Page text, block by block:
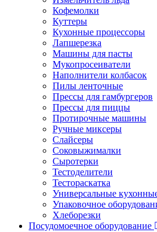
Кофемолки
Куттеры
Кухонные процессоры
Лапшерезка
Машины для пасты
Мукопросеиватели
Наполнители колбасок
Пилы ленточные
Прессы для гамбургеров
Прессы для пиццы
Протирочные машины
Ручные миксеры
Слайсеры
Соковыжималки
Сыротерки
Тестоделители
Тестораскатка
Универсальные
Упаковочное
Хлеборезки
Посудомоечное оборудование